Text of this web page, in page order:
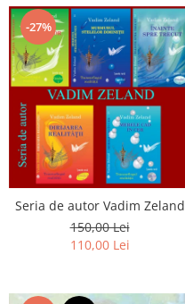
-27%
Seria de autor Vadim Zeland
150,00 Lei
110,00 Lei